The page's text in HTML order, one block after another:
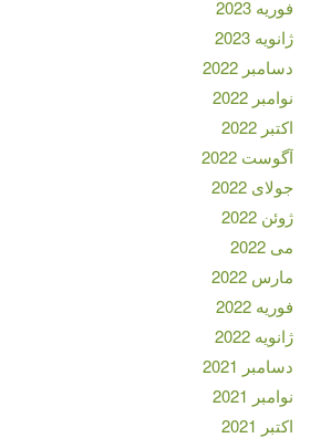
فوریه 2023
ژانویه 2023
دسامبر 2022
نوامبر 2022
اکتبر 2022
آگوست 2022
جولای 2022
ژوئن 2022
می 2022
مارس 2022
فوریه 2022
ژانویه 2022
دسامبر 2021
نوامبر 2021
اکتبر 2021